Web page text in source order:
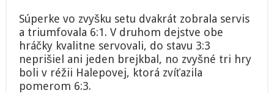
Súperke vo zvyšku setu dvakrát zobrala servis
a triumfovala 6:1. V druhom dejstve obe
hráčky kvalitne servovali, do stavu 3:3
neprišiel ani jeden brejkbal, no zvyšné tri hry
boli v réžii Halepovej, ktorá zvíťazila
pomerom 6:3.